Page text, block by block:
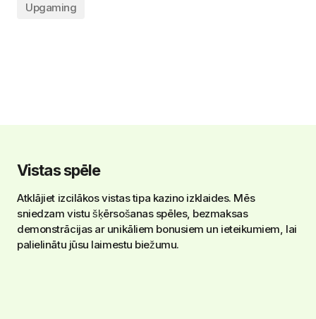
Upgaming
Vistas spēle
Atklājiet izcilākos vistas tipa kazino izklaides. Mēs
sniedzam vistu šķērsošanas spēles, bezmaksas
demonstrācijas ar unikāliem bonusiem un ieteikumiem, lai
palielinātu jūsu laimestu biežumu.